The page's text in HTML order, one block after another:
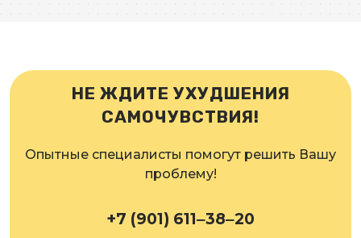
НЕ ЖДИТЕ УХУДШЕНИЯ
САМОЧУВСТВИЯ!
Опытные специалисты помогут решить Вашу
проблему!
+7 (901) 611‒38‒20